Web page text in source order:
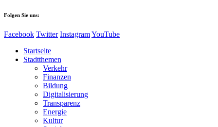
Folgen Sie uns:
Facebook Twitter InstagramYouTube
Startseite
Stadtthemen
Verkehr
Finanzen
Bildung
Digitalisierung
Transparenz
Energie
Kultur